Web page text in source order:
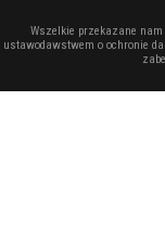
Wszelkie przekazane
ustawodawstwem o ochronie